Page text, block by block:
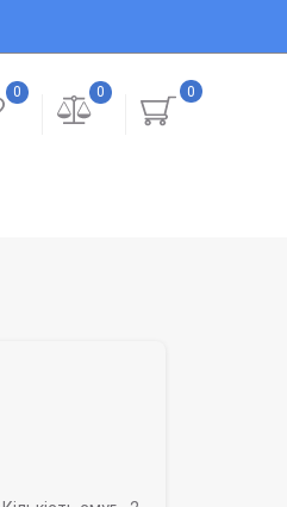
0
0
0